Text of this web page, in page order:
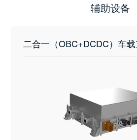
辅助设备
二合一（OBC+DCDC）车